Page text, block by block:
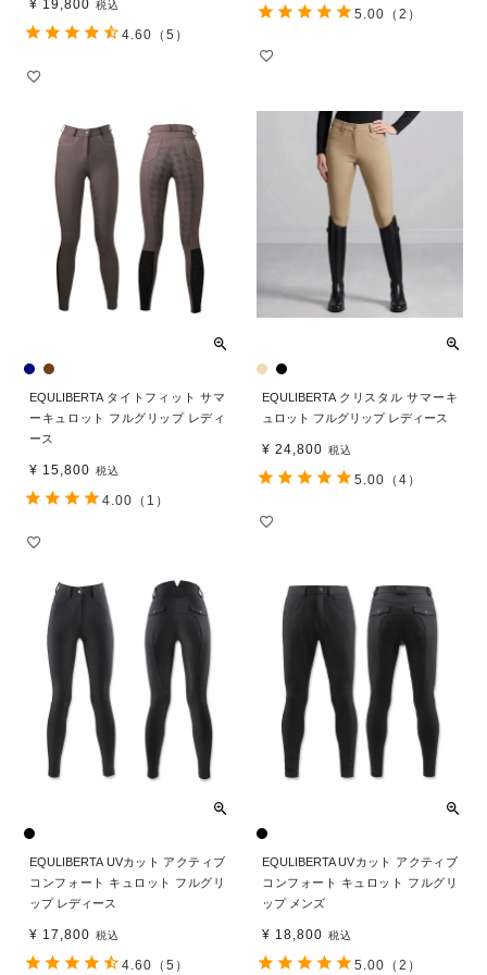
¥ 19,800 税込
4.60 （5）
5.00 （2）
EQULIBERTA タイトフィット サマ
ーキュロット フルグリップ レディ
ース
¥ 15,800 税込
4.00 （1）
EQULIBERTA クリスタル サマーキ
ュロット フルグリップ レディース
¥ 24,800 税込
5.00 （4）
EQULIBERTA UVカット アクティブ
コンフォート キュロット フルグリ
ップ レディース
¥ 17,800 税込
4.60 （5）
EQULIBERTA UVカット アクティブ
コンフォート キュロット フルグリ
ップ メンズ
¥ 18,800 税込
5.00 （2）